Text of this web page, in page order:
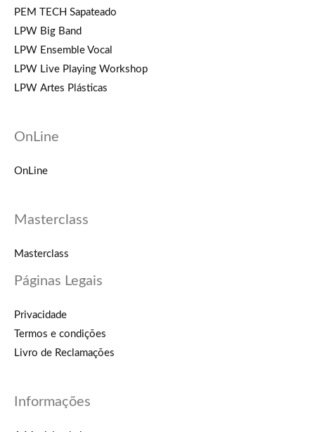
PEM TECH Sapateado
LPW Big Band
LPW Ensemble Vocal
LPW Live Playing Workshop
LPW Artes Plásticas
OnLine
OnLine
Masterclass
Masterclass
Páginas Legais
Privacidade
Termos e condições
Livro de Reclamações
Informações